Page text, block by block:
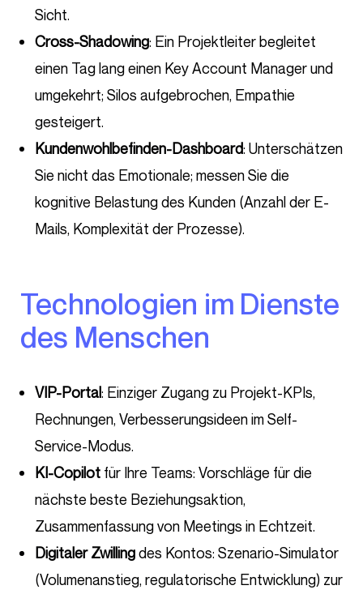
Sicht.
Cross-Shadowing: Ein Projektleiter begleitet
einen Tag lang einen Key Account Manager und
umgekehrt; Silos aufgebrochen, Empathie
gesteigert.
Kundenwohlbefinden-Dashboard: Unterschätzen
Sie nicht das Emotionale; messen Sie die
kognitive Belastung des Kunden (Anzahl der E-
Mails, Komplexität der Prozesse).
Technologien im Dienste
des Menschen
VIP-Portal: Einziger Zugang zu Projekt-KPIs,
Rechnungen, Verbesserungsideen im Self-
Service-Modus.
KI-Copilot für Ihre Teams: Vorschläge für die
nächste beste Beziehungsaktion,
Zusammenfassung von Meetings in Echtzeit.
Digitaler Zwillingdes Kontos: Szenario-Simulator
(Volumenanstieg, regulatorische Entwicklung) zur